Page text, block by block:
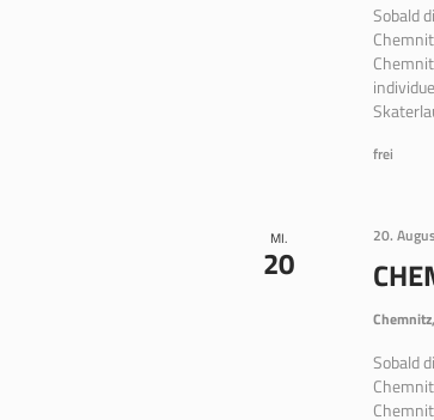
Sobald
frei
MI.
20
20.
Sobald